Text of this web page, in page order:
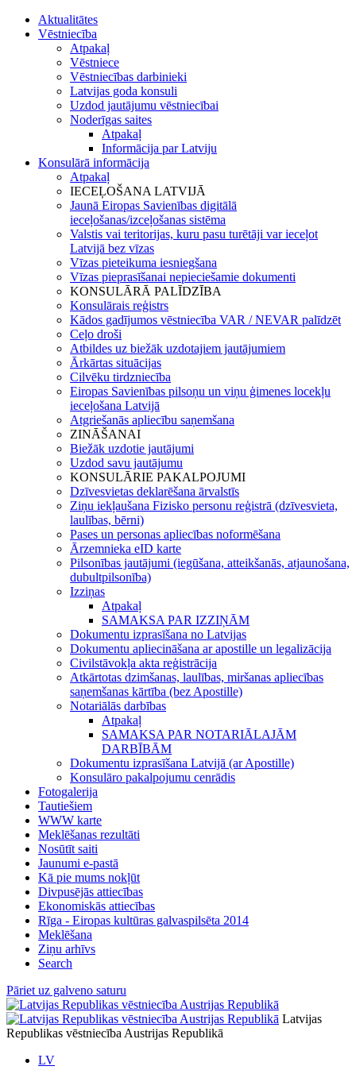
Aktualitātes
Vēstniecība
Atpakaļ
Vēstniece
Vēstniecības darbinieki
Latvijas goda konsuli
Uzdod jautājumu vēstniecībai
Noderīgas saites
Atpakaļ
Informācija par Latviju
Konsulārā informācija
Atpakaļ
IECEĻOŠANA LATVIJĀ
Jaunā Eiropas Savienības digitālā
ieceļošanas/izceļošanas sistēma
Valstis vai teritorijas, kuru pasu turētāji var ieceļot
Latvijā bez vīzas
Vīzas pieteikuma iesniegšana
Vīzas pieprasīšanai nepieciešamie dokumenti
KONSULĀRĀ PALĪDZĪBA
Konsulārais reģistrs
Kādos gadījumos vēstniecība VAR / NEVAR palīdzēt
Ceļo droši
Atbildes uz biežāk uzdotajiem jautājumiem
Ārkārtas situācijas
Cilvēku tirdzniecība
Eiropas Savienības pilsoņu un viņu ģimenes locekļu
ieceļošana Latvijā
Atgriešanās apliecību saņemšana
ZINĀŠANAI
Biežāk uzdotie jautājumi
Uzdod savu jautājumu
KONSULĀRIE PAKALPOJUMI
Dzīvesvietas deklarēšana ārvalstīs
Ziņu iekļaušana Fizisko personu reģistrā (dzīvesvieta,
laulības, bērni)
Pases un personas apliecības noformēšana
Ārzemnieka eID karte
Pilsonības jautājumi (iegūšana, atteikšanās, atjaunošana,
dubultpilsonība)
Izziņas
Atpakaļ
SAMAKSA PAR IZZIŅĀM
Dokumentu izprasīšana no Latvijas
Dokumentu apliecināšana ar apostille un legalizācija
Civilstāvokļa akta reģistrācija
Atkārtotas dzimšanas, laulības, miršanas apliecības
saņemšanas kārtība (bez Apostille)
Notariālās darbības
Atpakaļ
SAMAKSA PAR NOTARIĀLAJĀM
DARBĪBĀM
Dokumentu izprasīšana Latvijā (ar Apostille)
Konsulāro pakalpojumu cenrādis
Fotogalerija
Tautiešiem
WWW karte
Meklēšanas rezultāti
Nosūtīt saiti
Jaunumi e-pastā
Kā pie mums nokļūt
Divpusējās attiecības
Ekonomiskās attiecības
Rīga - Eiropas kultūras galvaspilsēta 2014
Meklēšana
Ziņu arhīvs
Search
Pāriet uz galveno saturu
Latvijas
Republikas vēstniecība Austrijas Republikā
LV